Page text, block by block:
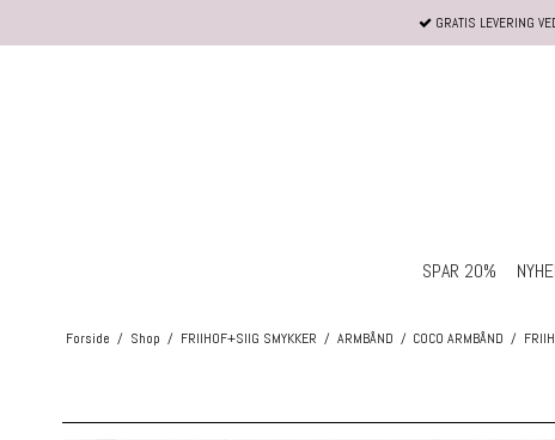
GRATIS LEVERING
SPAR 20%
Forside / Shop / FRIIHOF+SIIG SMYKKER / ARMBÅND / COCO ARMBÅND /